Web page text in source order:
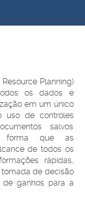
Planning)
os dados e
em um único
uso de controles
salvos
forma que as
de todos os
rápidas,
de decisão
de ganhos para a